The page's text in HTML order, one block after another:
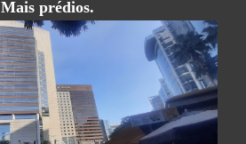
Mais prédios.